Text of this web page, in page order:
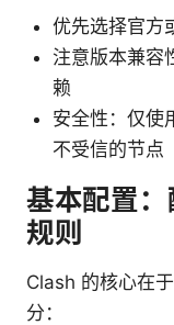
优先选择官方
注意版本兼容
赖
安全性：仅使
不受信的节点
基本配置
规则
Clash 的核心在
分：